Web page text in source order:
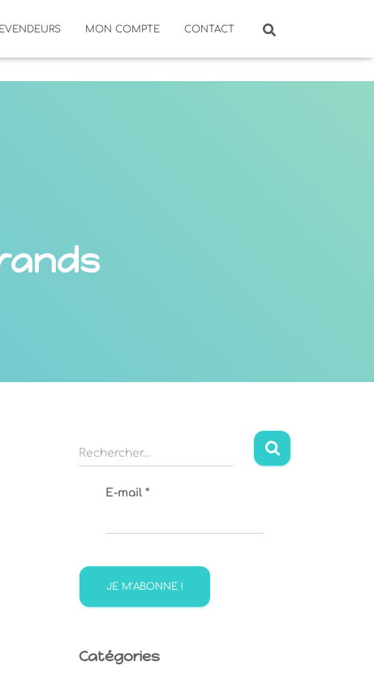
MON COMPTE CONTACT
R
e
h
r
Rechercher…
E-mail *
Catégories